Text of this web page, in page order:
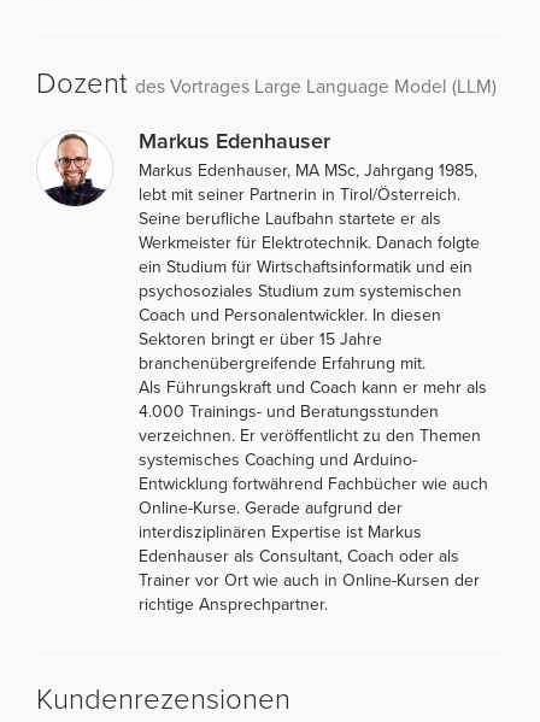
Dozent des Vortrages Large Language Model (LLM)
Markus Edenhauser
Markus Edenhauser, MA MSc, Jahrgang 1985,
lebt mit seiner Partnerin in Tirol/Österreich.
Seine berufliche Laufbahn startete er als
Werkmeister für Elektrotechnik. Danach folgte
ein Studium für Wirtschaftsinformatik und ein
psychosoziales Studium zum systemischen
Coach und Personalentwickler. In diesen
Sektoren bringt er über 15 Jahre
branchenübergreifende Erfahrung mit.
Als Führungskraft und Coach kann er mehr als
4.000 Trainings- und Beratungsstunden
verzeichnen. Er veröffentlicht zu den Themen
systemisches Coaching und Arduino-
Entwicklung fortwährend Fachbücher wie auch
Online-Kurse. Gerade aufgrund der
interdisziplinären Expertise ist Markus
Edenhauser als Consultant, Coach oder als
Trainer vor Ort wie auch in Online-Kursen der
richtige Ansprechpartner.
Kundenrezensionen